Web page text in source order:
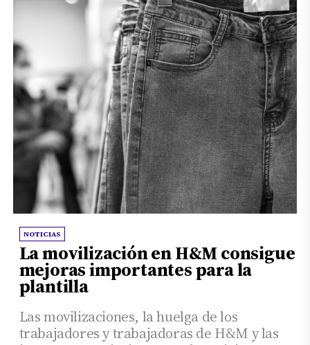
NOTICIAS
La movilización en H&M consigue
mejoras importantes para la
plantilla
Las movilizaciones, la huelga de los
trabajadores y trabajadoras de H&M y las